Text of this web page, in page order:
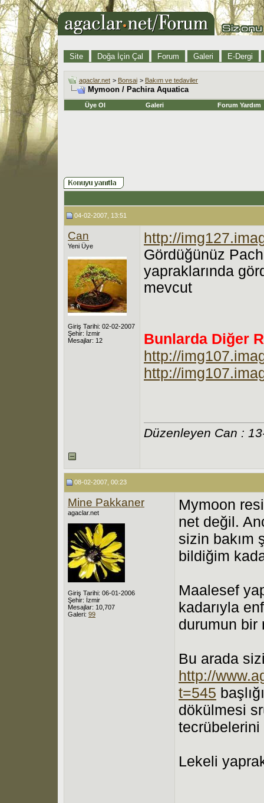
Site Doğa İçin Çal Forum Galeri E-Dergi
agaclar.net > Bonsai > Bakım ve tedaviler
Mymoon / Pachira Aquatica
Üye Ol Galeri Forum Yardım
04-02-2007, 13:51
Can
Yeni Üye
Giriş Tarihi: 02-02-2007
Şehir: İzmir
Mesajlar: 12
http://
Gördüğünüz
yapraklarında
mevcut
Bunlarda Diğer
http://
http://
Düzenleyen Can :
08-02-2007, 00:23
Mine Pakkaner
agaclar.net
Giriş Tarihi: 06-01-2006
Şehir: İzmir
Mesajlar: 10,707
Galeri: 99
Mymoon
net değil.
sizin bakım
bildiğim
Maalesef
kadarıyla
durumun bir
Bu arada
http://
t=545
dökülmesi
tecrübelerini
Lekeli